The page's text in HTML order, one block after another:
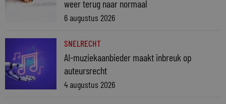
weer terug naar normaal
6 augustus 2026
SNELRECHT
AI-muziekaanbieder maakt inbreuk op
auteursrecht
4 augustus 2026